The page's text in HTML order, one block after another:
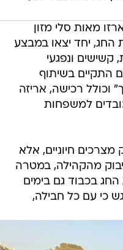
מאות סלי מזון
יחד יצאו במבצע
ונפגעי
התקיים בשיתוף
וכולל רכישה, אריזה
למשפחות
חיוניים, אלא
מהקהילה, במטרה
בכבוד גם בימים
כי עם כל חבילה,